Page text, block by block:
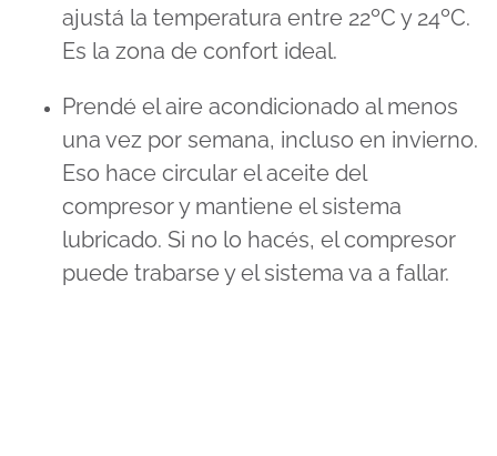
ajustá la temperatura entre 22ºC y 24ºC.
Es la zona de confort ideal.
Prendé el aire acondicionado al menos
una vez por semana, incluso en invierno.
Eso hace circular el aceite del
compresor y mantiene el sistema
lubricado. Si no lo hacés, el compresor
puede trabarse y el sistema va a fallar.